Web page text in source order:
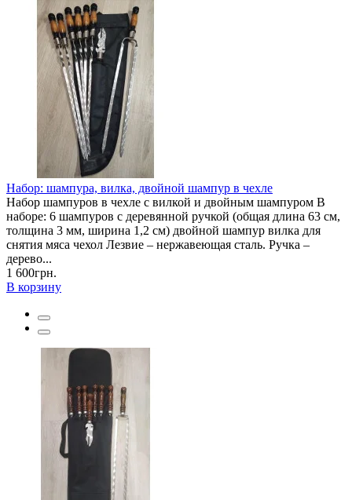
Набор: шампура, вилка, двойной шампур в чехле
Набор шампуров в чехле с вилкой и двойным шампуром В
наборе: 6 шампуров с деревянной ручкой (общая длина 63 см,
толщина 3 мм, ширина 1,2 см) двойной шампур вилка для
снятия мяса чехол Лезвие – нержавеющая сталь. Ручка –
дерево...
1 600грн.
В корзину